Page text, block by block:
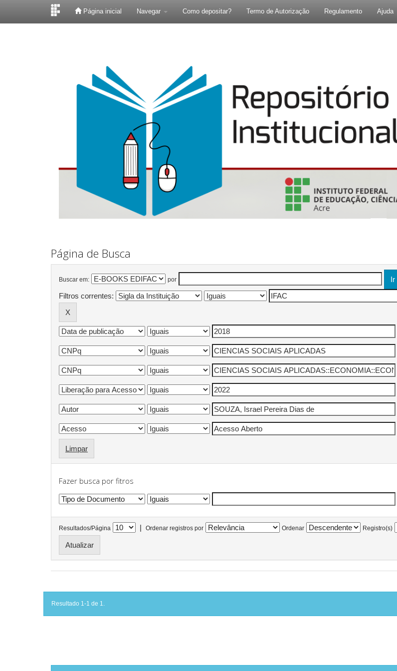
Página inicial Navegar Como depositar? Termo de Autorização Regulamento Ajuda
Página de Busca
Buscar em: por
Filtros correntes:
Limpar
Fazer busca por fitros
Resultados/Página | Ordenar registros por Ordenar Registro(s)
Resultado 1-1 de 1.